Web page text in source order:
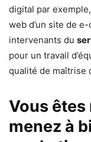
digital par
web d’un site de
intervenants du
pour un travail
qualité de maîtrise
Vous
menez à